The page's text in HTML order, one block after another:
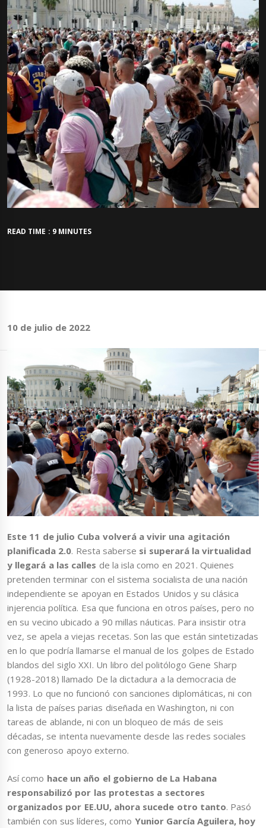
READ TIME : 9 MINUTES
10 de julio de 2022
Este 11 de julio Cuba volverá a vivir una agitación
planificada 2.0. Resta saberse si superará la virtualidad
y llegará a las calles de la isla como en 2021. Quienes
pretenden terminar con el sistema socialista de una nación
independiente se apoyan en Estados Unidos y su clásica
injerencia política. Esa que funciona en otros países, pero no
en su vecino ubicado a 90 millas náuticas. Para insistir otra
vez, se apela a viejas recetas. Son las que están sintetizadas
en lo que podría llamarse el manual de los golpes de Estado
blandos del siglo XXI. Un libro del politólogo Gene Sharp
(1928-2018) llamado De la dictadura a la democracia de
1993. Lo que no funcionó con sanciones diplomáticas, ni con
la lista de países parias diseñada en Washington, ni con
tareas de ablande, ni con un bloqueo de más de seis
décadas, se intenta nuevamente desde las redes sociales
con generoso apoyo externo.
Así como hace un año el gobierno de La Habana
responsabilizó por las protestas a sectores
organizados por EE.UU, ahora sucede otro tanto. Pasó
también con sus líderes, como Yunior García Aguilera, hoy